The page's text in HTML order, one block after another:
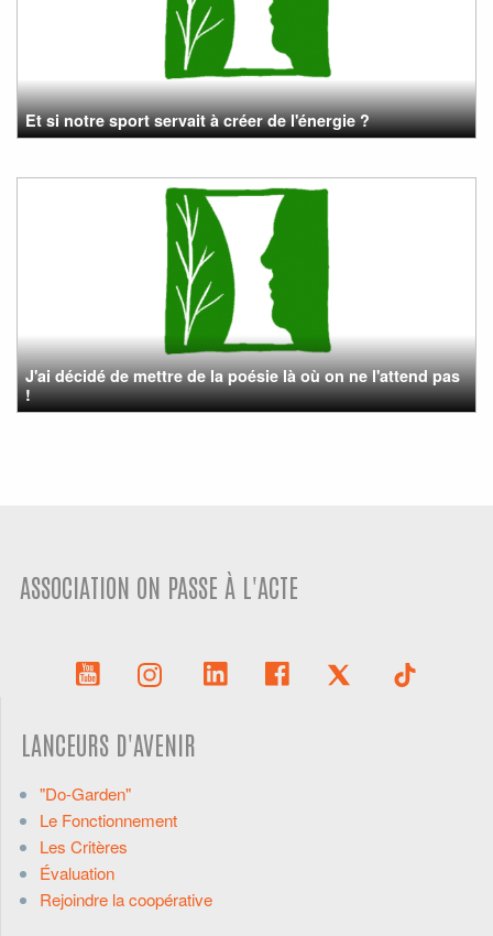
Et si notre sport servait à créer de l'énergie ?
J'ai décidé de mettre de la poésie là où on ne l'attend pas
!
ASSOCIATION ON PASSE À L'ACTE
LANCEURS D'AVENIR
"Do-Garden"
Le Fonctionnement
Les Critères
Évaluation
Rejoindre la coopérative